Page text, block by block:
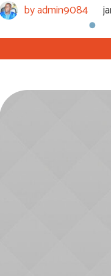
byadmin9084